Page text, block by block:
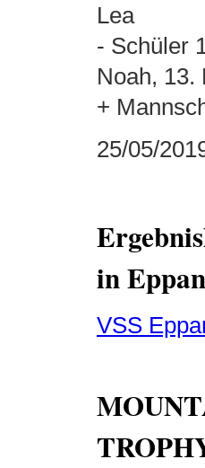
Lea
- Schüler
Noah, 13.
+
25/05/
in Eppan
VSS